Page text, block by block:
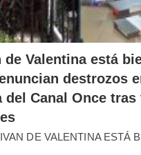
de Valentina está
destrozos
del Canal Once tras
DE VALENTINA ESTÁ